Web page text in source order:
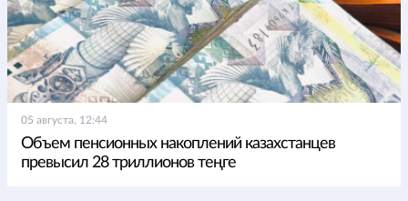
05 августа, 12:44
Объем пенсионных накоплений казахстанцев
превысил 28 триллионов теңге